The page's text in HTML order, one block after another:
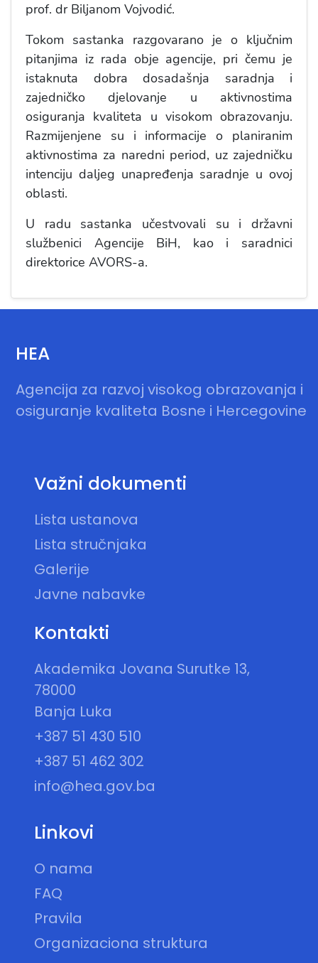
prof. dr Biljanom Vojvodić.
Tokom sastanka razgovarano je o ključnim
pitanjima iz rada obje agencije, pri čemu je
istaknuta dobra dosadašnja saradnja i
zajedničko djelovanje u aktivnostima
osiguranja kvaliteta u visokom obrazovanju.
Razmijenjene su i informacije o planiranim
aktivnostima za naredni period, uz zajedničku
intenciju daljeg unapređenja saradnje u ovoj
oblasti.
U radu sastanka učestvovali su i državni
službenici Agencije BiH, kao i saradnici
direktorice AVORS-a.
HEA
Agencija za razvoj visokog obrazovanja i
osiguranje kvaliteta Bosne i Hercegovine
Važni dokumenti
Lista ustanova
Lista stručnjaka
Galerije
Javne nabavke
Kontakti
Akademika Jovana Surutke 13,
78000
Banja Luka
+387 51 430 510
+387 51 462 302
info@hea.gov.ba
Linkovi
O nama
FAQ
Pravila
Organizaciona struktura